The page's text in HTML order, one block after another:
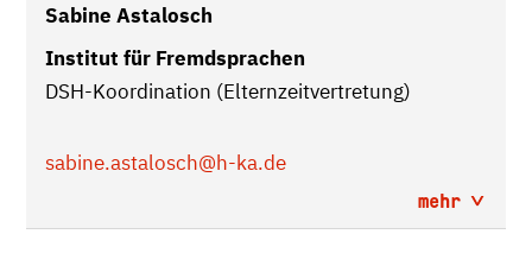
Sabine Astalosch
Institut für Fremdsprachen
DSH-Koordination (Elternzeitvertretung)
sabine.astalosch@h-ka.de
mehr